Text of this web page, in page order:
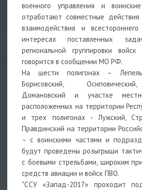
военного управления и
отработают совместные действия
взаимодействия и
интересах поставленных
региональной группировки
говорится в сообщении МО РФ.
На шести полигонах –
Борисовский,
Домановский и участке
расположенных на территории
и трех полигонах - Лужский,
Правдинский на территории
– с воинскими частями и
будут проведены розыгрыши
с боевыми стрельбами, широким
средств авиации и войск ПВО.
"ССУ «Запад-2017» проходит